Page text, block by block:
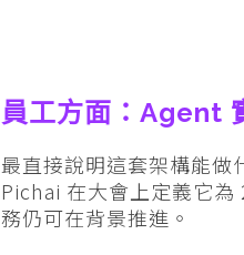
員工方面：Agent
最直接說明這套架構能
Pichai 在大會上定義它
務仍可在背景推進。